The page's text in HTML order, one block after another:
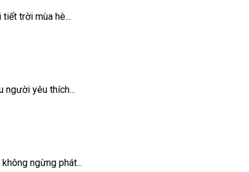
trời mùa hè...
người yêu thích...
ngừng phát...